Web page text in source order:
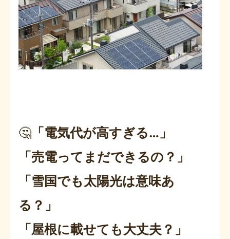
🤔 「電気代が高すぎる…」
「売電ってまだできるの？」
「雪国でも太陽光は意味あ
る？」
「屋根に載せても大丈夫？」